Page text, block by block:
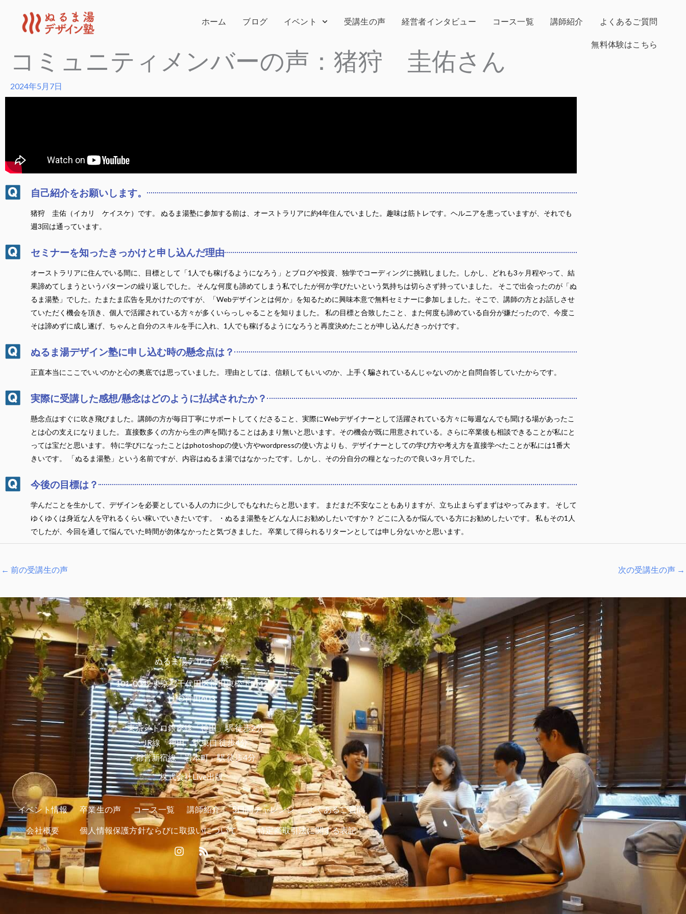
プ
ホーム ブログ イベント 受講生の声 経営者インタビュー コース一覧 講師紹介 よくあるご質問
無料体験はこちら
コミュニティメンバーの声：猪狩 圭佑さん
2024年5月7日
自己紹介をお願いします。
猪狩 圭佑（イカリ ケイスケ）です。 ぬるま湯塾に参加する前は、オーストラリアに約4年住んでいました。趣味は筋トレです。ヘルニアを患っていますが、それでも
週3回は通っています。
セミナーを知ったきっかけと申し込んだ理由
オーストラリアに住んでいる間に、目標として「1人でも稼げるようになろう」とブログや投資、独学でコーディングに挑戦しました。しかし、どれも3ヶ月程やって、結
果諦めてしまうというパターンの繰り返しでした。 そんな何度も諦めてしまう私でしたが何か学びたいという気持ちは切らさず持っていました。 そこで出会ったのが「ぬ
るま湯塾」でした。たまたま広告を見かけたのですが、「Webデザインとは何か」を知るために興味本意で無料セミナーに参加しました。そこで、講師の方とお話しさせ
ていただく機会を頂き、個人で活躍されている方々が多くいらっしゃることを知りました。 私の目標と合致したこと、また何度も諦めている自分が嫌だったので、今度こ
そは諦めずに成し遂げ、ちゃんと自分のスキルを手に入れ、1人でも稼げるようになろうと再度決めたことが申し込んだきっかけです。
ぬるま湯デザイン塾に申し込む時の懸念点は？
正直本当にここでいいのかと心の奥底では思っていました。 理由としては、信頼してもいいのか、上手く騙されているんじゃないのかと自問自答していたからです。
実際に受講した感想/懸念はどのように払拭されたか？
懸念点はすぐに吹き飛びました。講師の方が毎日丁寧にサポートしてくださること、実際にWebデザイナーとして活躍されている方々に毎週なんでも聞ける場があったこ
とは心の支えになりました。 直接数多くの方から生の声を聞けることはあまり無いと思います。その機会が既に用意されている。さらに卒業後も相談できることが私にと
っては宝だと思います。 特に学びになったことはphotoshopの使い方やwordpressの使い方よりも、デザイナーとしての学び方や考え方を直接学べたことが私には1番大
きいです。 「ぬるま湯塾」という名前ですが、内容はぬるま湯ではなかったです。しかし、その分自分の糧となったので良い3ヶ月でした。
今後の目標は？
学んだことを生かして、デザインを必要としている人の力に少しでもなれたらと思います。 まだまだ不安なこともありますが、立ち止まらずまずはやってみます。 そして
ゆくゆくは身近な人を守れるくらい稼いでいきたいです。 ・ぬるま湯塾をどんな人にお勧めしたいですか？ どこに入るか悩んでいる方にお勧めしたいです。 私もその1人
でしたが、今回を通して悩んでいた時間が勿体なかったと気づきました。 卒業して得られるリターンとしては申し分ないかと思います。
← 前の受講生の声 次の受講生の声 →
ぬるま湯デザイン塾
〒101-0042 東京都千代田区神田東松下町41-1
H¹O神田603
・東京メトロ銀座線「神田」駅 徒歩2分
・JR線「神田」駅東口 徒歩4分
・都営新宿線「岩本町」駅 徒歩4分
株式会社Live出版
イベント情報 卒業生の声 コース一覧 講師紹介 5日間チャレンジ よくあるご質問
会社概要 個人情報保護方針ならびに取扱いについて 特定商取引法に関する表記
I
n
t
g
r
R
s
s